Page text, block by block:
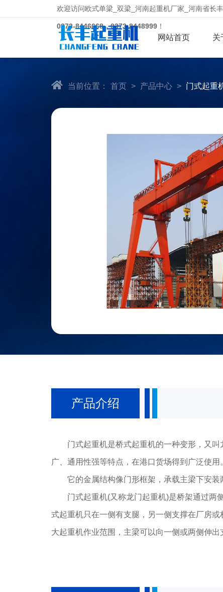
欢迎访问欧式单梁_双梁_河南起重机厂家_河南省长
0373-8446668，0373-8448999！
网站首页 关
当前位置： 首页 > 产品中心 > 门式起重
产品介绍
门式起重机是桥式起重机的一种变形，又叫
广、通用性强等特点，在港口货场得到广泛使用
它的金属结构像门形框架，承载主梁下安装
门式起重机(又称龙门起重机)是桥架通过两侧
式起重机只在一侧有支腿，另一侧支撑在厂房
大起重机作业范围，主梁可以向一侧或两侧伸